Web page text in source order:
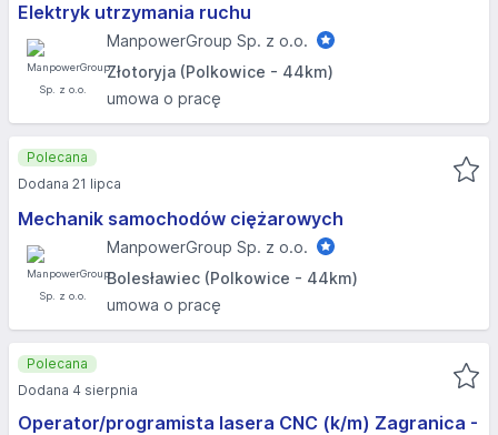
Elektryk utrzymania ruchu
ManpowerGroup Sp. z o.o.
Złotoryja (Polkowice - 44km)
umowa o pracę
Mechanik samochodów ciężarowych
ManpowerGroup Sp. z o.o.
Bolesławiec (Polkowice - 44km)
umowa o pracę
Polecana
Dodana 21 lipca
Operator/programista lasera CNC (k/m) Zagranica -
Polecana
Dodana 4 sierpnia